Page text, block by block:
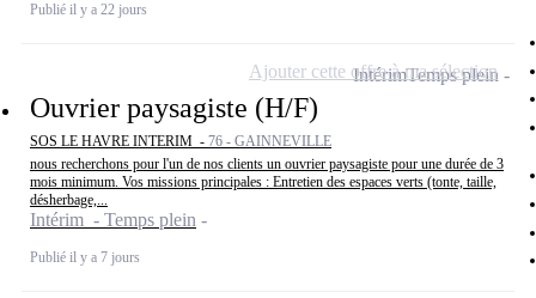
Publié il y a 22 jours
Ouvrier paysagiste (H/F)
SOS LE HAVRE INTERIM - 76 - GAINNEVILLE
nous recherchons pour l'un de nos clients un ouvrier paysagiste pour une durée de 3
mois minimum. Vos missions principales : Entretien des espaces verts (tonte, taille,
désherbage,...
Intérim - Temps plein
Publié il y a 7 jours
IntérimTemps plein
Ajouter cette offre à ma sélection